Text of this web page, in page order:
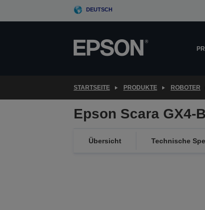
DEUTSCH
STARTSEITE PRODUKTE ROBOTER
Epson Scara GX4-
Übersicht Technische